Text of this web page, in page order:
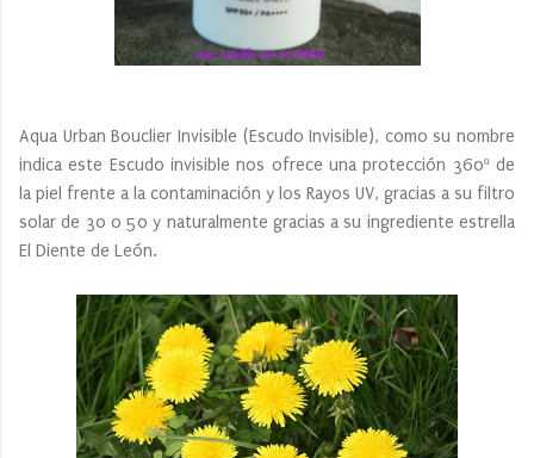
Aqua Urban Bouclier Invisible (Escudo Invisible), como su nombre
indica este Escudo invisible nos ofrece una protección 360º de
la piel frente a la contaminación y los Rayos UV, gracias a su filtro
solar de 30 o 50 y naturalmente gracias a su ingrediente estrella
El Diente de León.